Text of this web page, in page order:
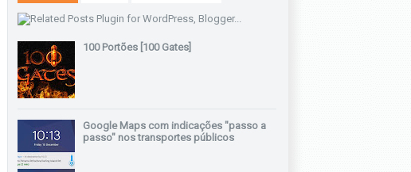
100 Portões [100 Gates]
Google Maps com indicações "passo a
passo" nos transportes públicos